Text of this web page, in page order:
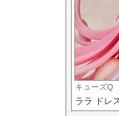
キューズQ
ララ ドレ